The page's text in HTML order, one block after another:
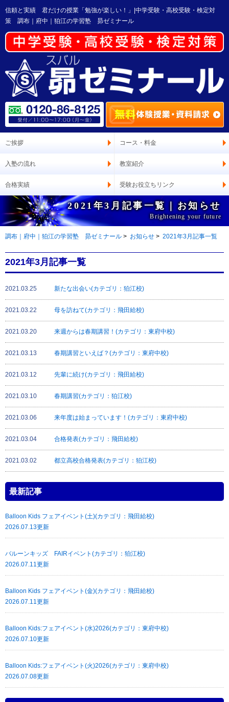
信頼と実績 君だけの授業「勉強が楽しい！」|中学受験・高校受験・検定対
策 調布｜府中｜狛江の学習塾 昴ゼミナール
ご挨拶 コース・料金
入塾の流れ 教室紹介
合格実績 受験お役立ちリンク
2021年3月記事一覧｜お知らせ
Brightening your future
調布｜府中｜狛江の学習塾 昴ゼミナール > お知らせ > 2021年3月記事一覧
2021年3月記事一覧
2021.03.25 新たな出会い(カテゴリ：狛江校)
2021.03.22 母を訪ねて(カテゴリ：飛田給校)
2021.03.20 来週からは春期講習！(カテゴリ：東府中校)
2021.03.13 春期講習といえば？(カテゴリ：東府中校)
2021.03.12 先輩に続け(カテゴリ：飛田給校)
2021.03.10 春期講習(カテゴリ：狛江校)
2021.03.06 来年度は始まっています！(カテゴリ：東府中校)
2021.03.04 合格発表(カテゴリ：飛田給校)
2021.03.02 都立高校合格発表(カテゴリ：狛江校)
最新記事
Balloon Kids フェアイベント(土)(カテゴリ：飛田給校)
2026.07.13更新
バルーンキッズ FAIRイベント(カテゴリ：狛江校)
2026.07.11更新
Balloon Kids フェアイベント(金)(カテゴリ：飛田給校)
2026.07.11更新
Balloon Kids:フェアイベント(水)2026(カテゴリ：東府中校)
2026.07.10更新
Balloon Kids:フェアイベント(火)2026(カテゴリ：東府中校)
2026.07.08更新